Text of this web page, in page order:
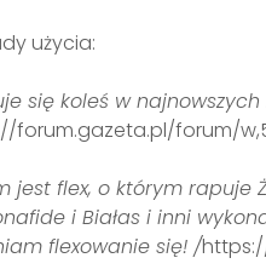
użycia:
się koleś w
forum.gazeta.pl/forum/
jest flex, o którym rapuje
i Białas i inni
flexowanie się! /